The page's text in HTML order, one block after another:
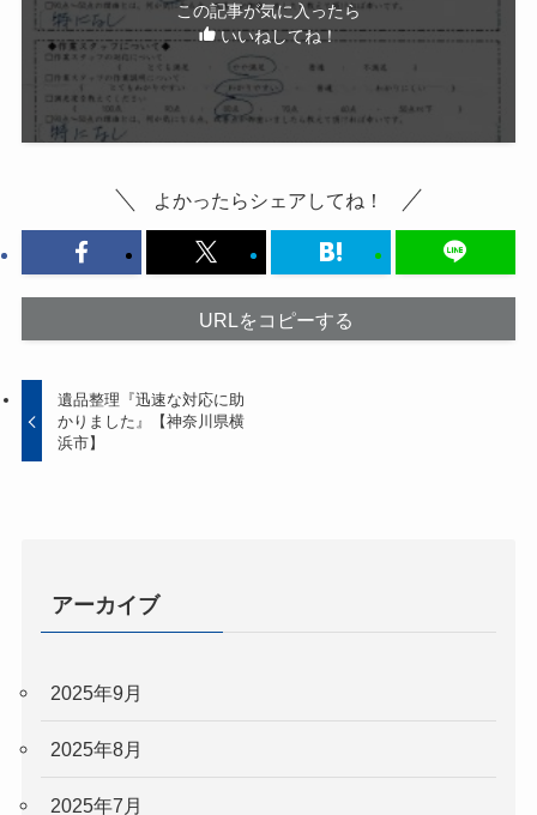
この記事が気に入ったら
いいねしてね！
よかったらシェアしてね！
URLをコピーする
遺品整理『迅速な対応に助
かりました』【神奈川県横
浜市】
アーカイブ
2025年9月
2025年8月
2025年7月